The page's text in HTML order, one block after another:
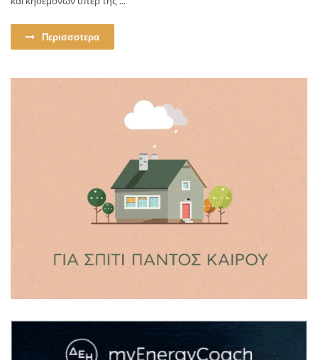
Περισσοτερα